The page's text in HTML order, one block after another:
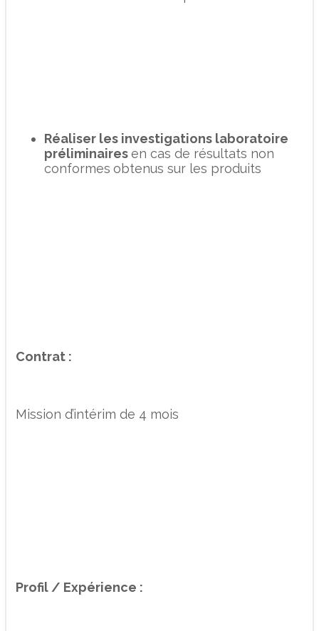
Réaliser les investigations laboratoire
préliminairesen cas de résultats non
conformes obtenus sur les produits
Contrat :
Mission d’intérim de 4 mois
Profil / Expérience :